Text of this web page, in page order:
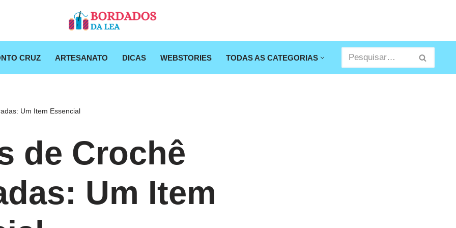
CRUZ ARTESANATO DICAS WEBSTORIES TODAS AS CATEGORIAS
Um Item Essencial
de Crochê
Um Item